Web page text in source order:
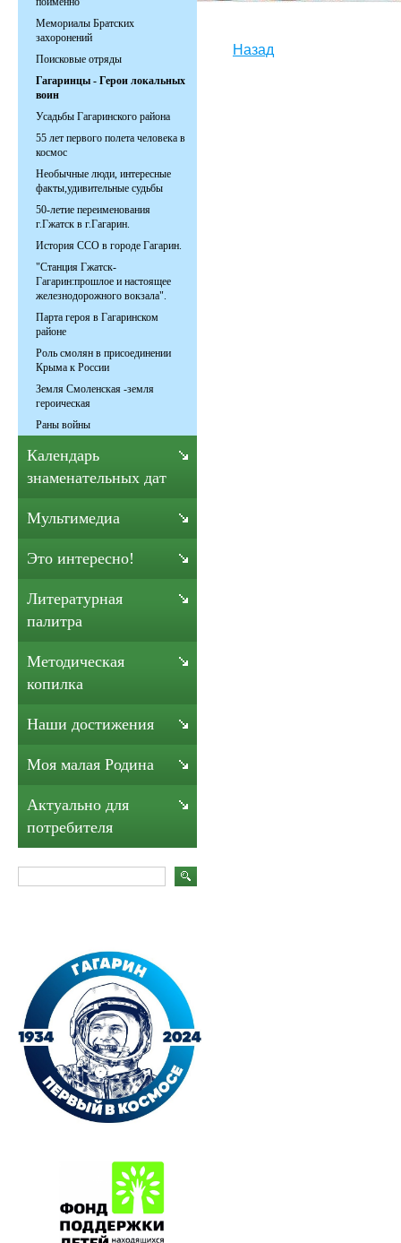
Назад
Мемориалы Братских
захоронений
Поисковые отряды
Гагаринцы - Герои локальных
воин
Усадьбы Гагаринского района
55 лет первого полета человека в
космос
Необычные люди, интересные
факты,удивительные судьбы
50-летие переименования
г.Гжатск в г.Гагарин.
История ССО в городе Гагарин.
"Станция Гжатск-
Гагарин:прошлое и настоящее
железнодорожного вокзала".
Парта героя в Гагаринском
районе
Роль смолян в присоединении
Крыма к России
Земля Смоленская -земля
героическая
Раны войны
Календарь
знаменательных дат
Мультимедиа
Это интересно!
Литературная
палитра
Методическая
копилка
Наши достижения
Моя малая Родина
Актуально для
потребителя